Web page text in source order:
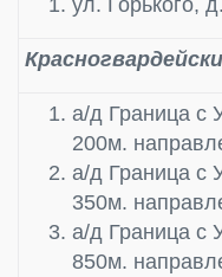
а/д Граница с
200м.
а/д Граница с
350м.
а/д Граница с
850м.